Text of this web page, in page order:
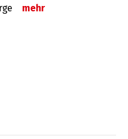
mehr